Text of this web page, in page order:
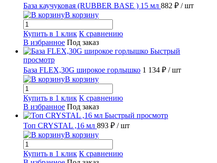
База каучуковая (RUBBER BASE ) 15 мл 882 ₽ / шт
В корзину
Купить в 1 клик К сравнению
В избранное Под заказ
Быстрый
просмотр
База FLEX,30G широкое горлышко 1 134 ₽ / шт
В корзину
Купить в 1 клик К сравнению
В избранное Под заказ
Быстрый просмотр
Топ CRYSTAL ,16 мл 893 ₽ / шт
В корзину
Купить в 1 клик К сравнению